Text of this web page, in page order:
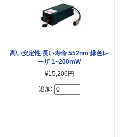
高い安定性 長い寿命 552nm 緑色レ
ーザ 1~200mW
¥15,206円
追加: